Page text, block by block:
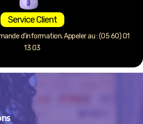
Service Client
d’information. Appeler au : (05 60) 01
13 03